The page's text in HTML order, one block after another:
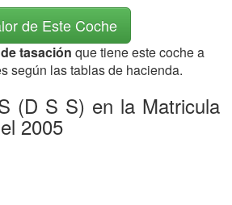
de Este Coche
tasación que tiene este coche a
según las tablas de hacienda.
(D S S) en la Matricula
2005